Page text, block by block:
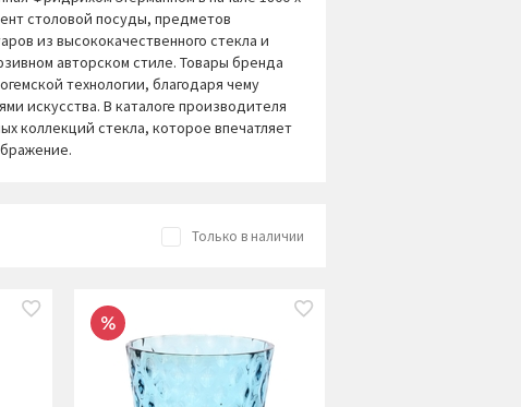
столовой посуды, предметов
из высококачественного стекла и
авторском стиле. Товары бренда
технологии, благодаря чему
искусства. В каталоге производителя
коллекций стекла, которое впечатляет
Только в наличии